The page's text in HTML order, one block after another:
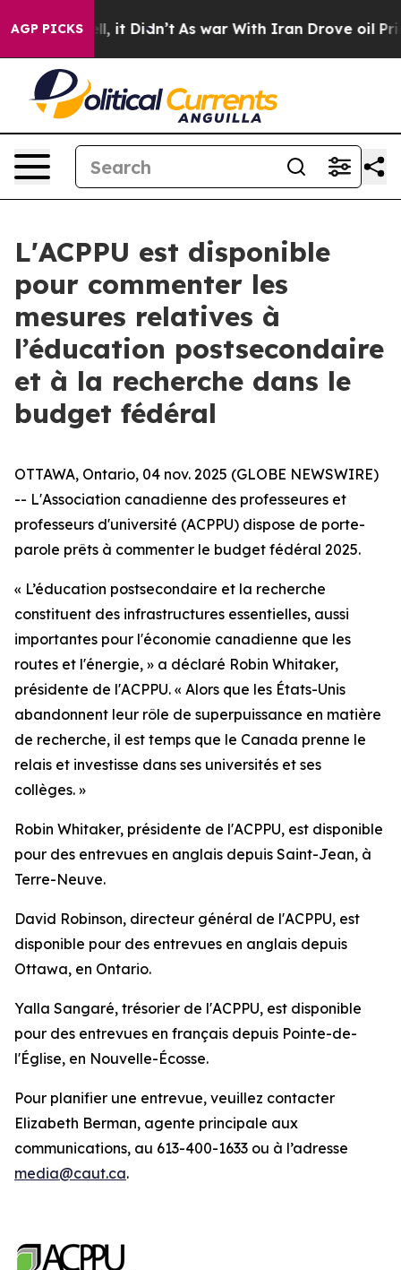
AGP PICKS
40%. Well, it Didn’t As war With Iran Drove oil
L'ACPPU est disponible
pour commenter les
mesures relatives à
l’éducation postsecondaire
et à la recherche dans le
budget fédéral
OTTAWA, Ontario, 04 nov. 2025 (GLOBE NEWSWIRE)
-- L'Association canadienne des professeures et
professeurs d'université (ACPPU) dispose de porte-
parole prêts à commenter le budget fédéral 2025.
« L’éducation postsecondaire et la recherche
constituent des infrastructures essentielles, aussi
importantes pour l'économie canadienne que les
routes et l'énergie, » a déclaré Robin Whitaker,
présidente de l'ACPPU. « Alors que les États-Unis
abandonnent leur rôle de superpuissance en matière
de recherche, il est temps que le Canada prenne le
relais et investisse dans ses universités et ses
collèges. »
Robin Whitaker, présidente de l'ACPPU, est disponible
pour des entrevues en anglais depuis Saint-Jean, à
Terre-Neuve.
David Robinson, directeur général de l'ACPPU, est
disponible pour des entrevues en anglais depuis
Ottawa, en Ontario.
Yalla Sangaré, trésorier de l'ACPPU, est disponible
pour des entrevues en français depuis Pointe-de-
l'Église, en Nouvelle-Écosse.
Pour planifier une entrevue, veuillez contacter
Elizabeth Berman, agente principale aux
communications, au 613-400-1633 ou à l’adresse
media@caut.ca.